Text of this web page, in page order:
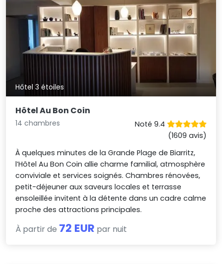
Hôtel 3 étoiles
Hôtel Au Bon Coin
14 chambres
Noté 9.4
(1609 avis)
À quelques minutes de la Grande Plage de Biarritz,
l’Hôtel Au Bon Coin allie charme familial, atmosphère
conviviale et services soignés. Chambres rénovées,
petit-déjeuner aux saveurs locales et terrasse
ensoleillée invitent à la détente dans un cadre calme
proche des attractions principales.
À partir de 72 EUR par nuit